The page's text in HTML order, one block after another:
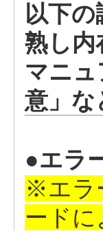
以下
熟し内
マニ
意」な
●エラ
※エラ
ード